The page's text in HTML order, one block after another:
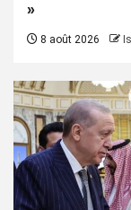
»
8 août 2026